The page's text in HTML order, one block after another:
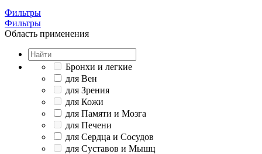
Фильтры
Фильтры
Область применения
Бронхи и легкие
для Вен
для Зрения
для Кожи
для Памяти и Мозга
для Печени
для Сердца и Сосудов
для Суставов и Мышц